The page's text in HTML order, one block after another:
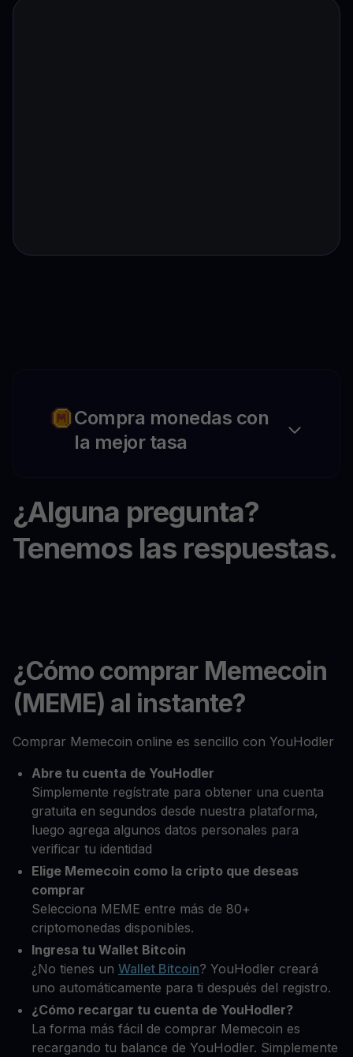
Compra monedas con
la mejor tasa
¿Alguna pregunta?
Tenemos las respuestas.
¿Cómo comprar Memecoin
(MEME) al instante?
Comprar Memecoin online es sencillo con YouHodler
Abre tu cuenta de YouHodler
Simplemente regístrate para obtener una cuenta
gratuita en segundos desde nuestra plataforma,
luego agrega algunos datos personales para
verificar tu identidad
Elige Memecoin como la cripto que deseas
comprar
Selecciona MEME entre más de 80+
criptomonedas disponibles.
Ingresa tu Wallet Bitcoin
¿No tienes un Wallet Bitcoin? YouHodler creará
uno automáticamente para ti después del registro.
¿Cómo recargar tu cuenta de YouHodler?
La forma más fácil de comprar Memecoin es
recargando tu balance de YouHodler. Simplemente